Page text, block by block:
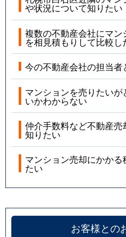
や状況について知りたい
複数の不動産会社にマ
を相見積もりして比較し
今の不動産会社の担当者
マンションを売りたい
いかわからない
仲介手数料など不動産
知りたい
マンション売却にかかる
たい
お客様との